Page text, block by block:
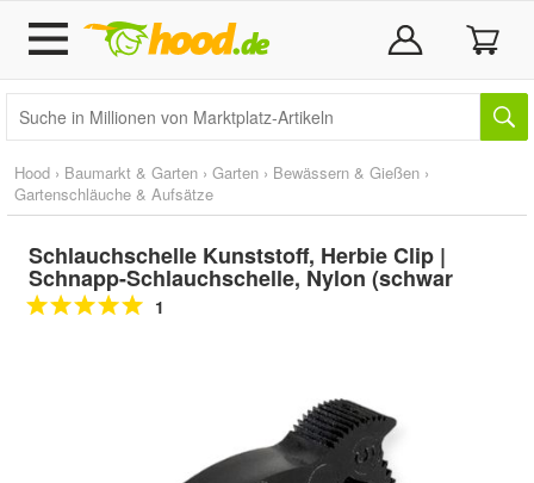
Hood › Baumarkt & Garten › Garten › Bewässern & Gießen ›
Gartenschläuche & Aufsätze
Schlauchschelle Kunststoff, Herbie Clip |
Schnapp-Schlauchschelle, Nylon (schwar
1